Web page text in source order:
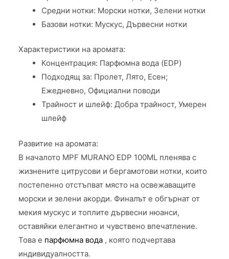
Средни нотки: Морски нотки, Зелени нотки
Базови нотки: Мускус, Дървесни нотки
Характеристики на аромата:
Концентрация: Парфюмна вода (EDP)
Подходящ за: Пролет, Лято, Есен;
Ежедневно, Официални поводи
Трайност и шлейф: Добра трайност, Умерен
шлейф
Развитие на аромата:
В началото MPF MURANO EDP 100ML пленява с
жизнените цитрусови и бергамотови нотки, които
постепенно отстъпват място на освежаващите
морски и зелени акорди. Финалът е обгърнат от
мекия мускус и топлите дървесни нюанси,
оставяйки елегантно и чувствено впечатление.
Това е парфюмна вода , която подчертава
индивидуалността.